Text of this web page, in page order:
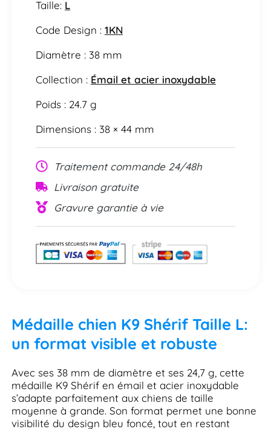
Taille: L
Code Design : 1KN
Diamètre : 38 mm
Collection : Émail et acier inoxydable
Poids : 24.7 g
Dimensions : 38 × 44 mm
Traitement commande 24/48h
Livraison gratuite
Gravure garantie à vie
Médaille chien K9 Shérif Taille L:
un format visible et robuste
Avec ses 38 mm de diamètre et ses 24,7 g, cette
médaille K9 Shérif en émail et acier inoxydable
s’adapte parfaitement aux chiens de taille
moyenne à grande. Son format permet une bonne
visibilité du design bleu foncé, tout en restant